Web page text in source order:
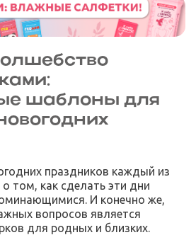
шаблоны для
праздников каждый из
том, как сделать эти дни
И конечно же,
вопросов является
для родных и близких.